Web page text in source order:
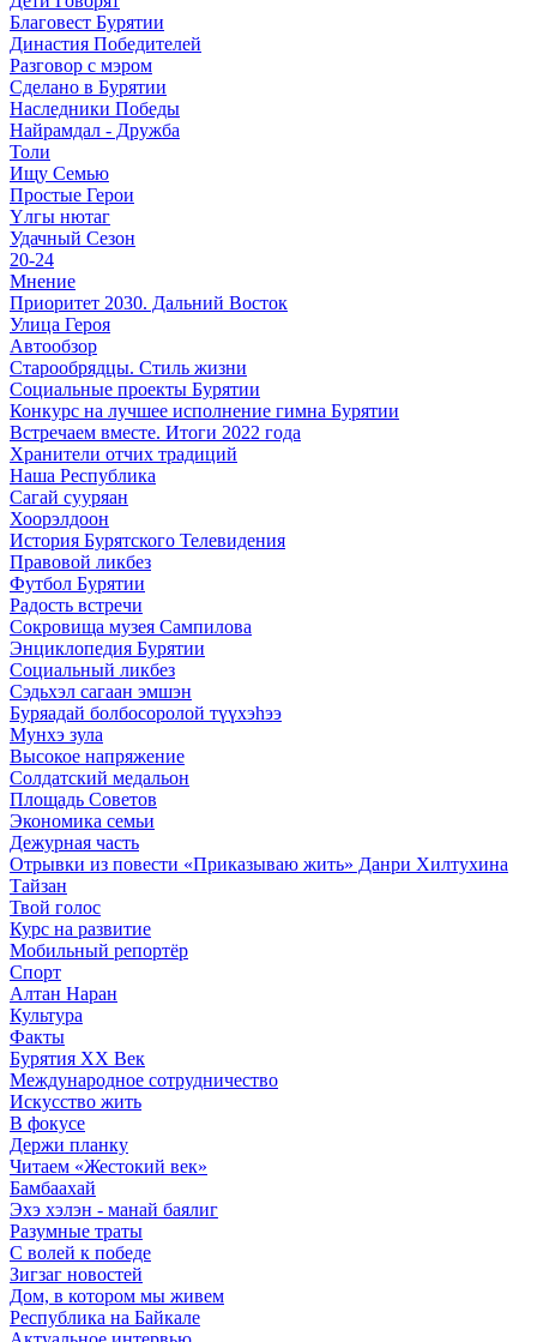
Благовест Бурятии
Династия Победителей
Разговор с мэром
Сделано в Бурятии
Наследники Победы
Найрамдал - Дружба
Толи
Ищу Cемью
Простые Герои
Үлгы нютаг
Удачный Сезон
20-24
Мнение
Приоритет 2030. Дальний Восток
Улица Героя
Автообзор
Старообрядцы. Cтиль жизни
Социальные проекты Бурятии
Конкурс на лучшее исполнение гимна Бурятии
Встречаем вместе. Итоги 2022 года
Хранители отчих традиций
Наша Республика
Сагай сууряан
Хоорэлдоон
История Бурятского Телевидения
Правовой ликбез
Футбол Бурятии
Радость встречи
Сокровища музея Сампилова
Энциклопедия Бурятии
Социальный ликбез
Сэдьхэл сагаан эмшэн
Буряадай болбосоролой түүхэhээ
Мунхэ зула
Высокое напряжение
Солдатский медальон
Площадь Советов
Экономика семьи
Дежурная часть
Отрывки из повести «Приказываю жить» Данри Хилтухина
Тайзан
Твой голос
Курс на развитие
Мобильный репортёр
Спорт
Алтан Наран
Культура
Факты
Бурятия XX Век
Международное сотрудничество
Искусство жить
В фокусе
Держи планку
Читаем «Жестокий век»
Бамбаахай
Эхэ хэлэн - манай баялиг
Разумные траты
С волей к победе
Зигзаг новостей
Дом, в котором мы живем
Республика на Байкале